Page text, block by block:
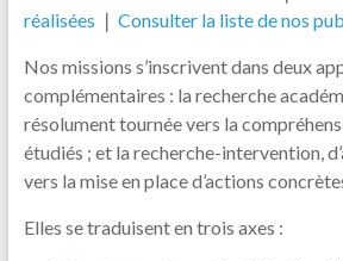
réalisées
Consulter la liste de nos
Nos missions s’inscrivent dans deux
complémentaires : la recherche
résolument tournée vers la
étudiés ; et la recherche-intervention,
vers la mise en place d’actions
Elles se traduisent en trois axes :